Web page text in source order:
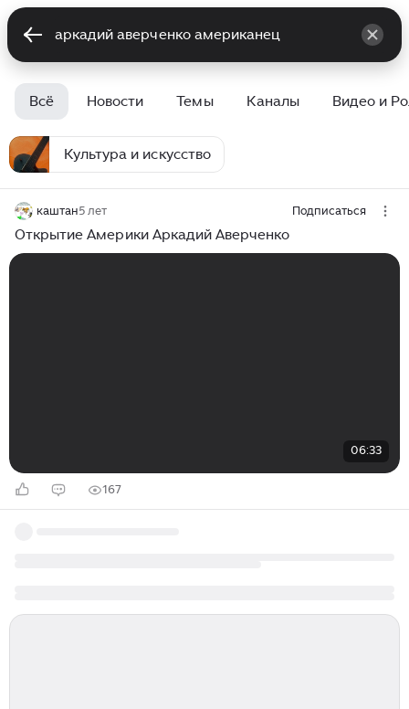
Всё Новости Темы Каналы Видео и
Культура и искусство
каштан5 лет Подписаться
Открытие Америки Аркадий Аверченко
06:33
167